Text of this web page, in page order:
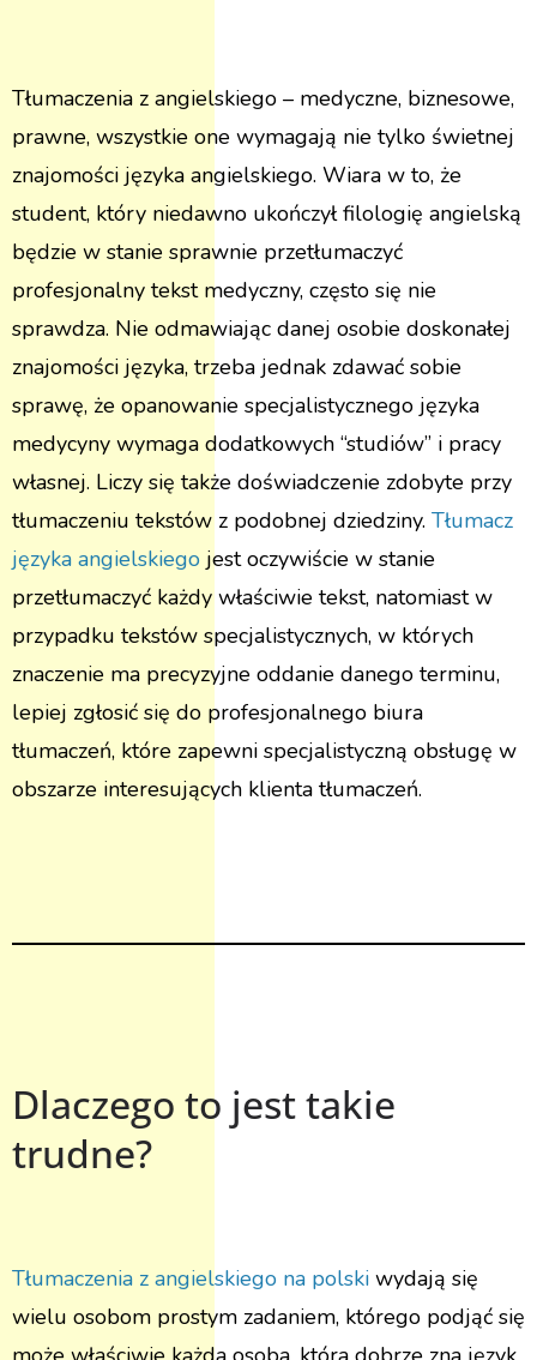
Tłumaczenia z angielskiego – medyczne, biznesowe,
prawne, wszystkie one wymagają nie tylko świetnej
znajomości języka angielskiego. Wiara w to, że
student, który niedawno ukończył filologię angielską
będzie w stanie sprawnie przetłumaczyć
profesjonalny tekst medyczny, często się nie
sprawdza. Nie odmawiając danej osobie doskonałej
znajomości języka, trzeba jednak zdawać sobie
sprawę, że opanowanie specjalistycznego języka
medycyny wymaga dodatkowych “studiów” i pracy
własnej. Liczy się także doświadczenie zdobyte przy
tłumaczeniu tekstów z podobnej dziedziny. Tłumacz
języka angielskiego jest oczywiście w stanie
przetłumaczyć każdy właściwie tekst, natomiast w
przypadku tekstów specjalistycznych, w których
znaczenie ma precyzyjne oddanie danego terminu,
lepiej zgłosić się do profesjonalnego biura
tłumaczeń, które zapewni specjalistyczną obsługę w
obszarze interesujących klienta tłumaczeń.
Dlaczego to jest takie
trudne?
Tłumaczenia z angielskiego na polski wydają się
wielu osobom prostym zadaniem, którego podjąć się